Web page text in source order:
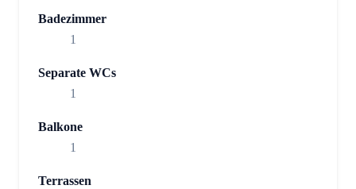
Badezimmer
1
Separate WCs
1
Balkone
1
Terrassen